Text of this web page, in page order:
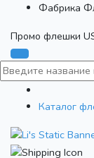
Фабрика
Промо флешки
Каталог